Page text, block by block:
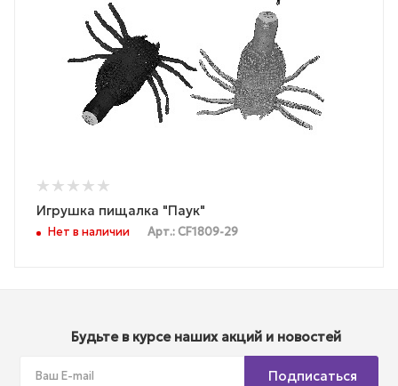
Игрушка пищалка "Паук"
Нет в наличии Арт.: CF1809-29
Будьте в курсе наших акций и новостей
Подписаться